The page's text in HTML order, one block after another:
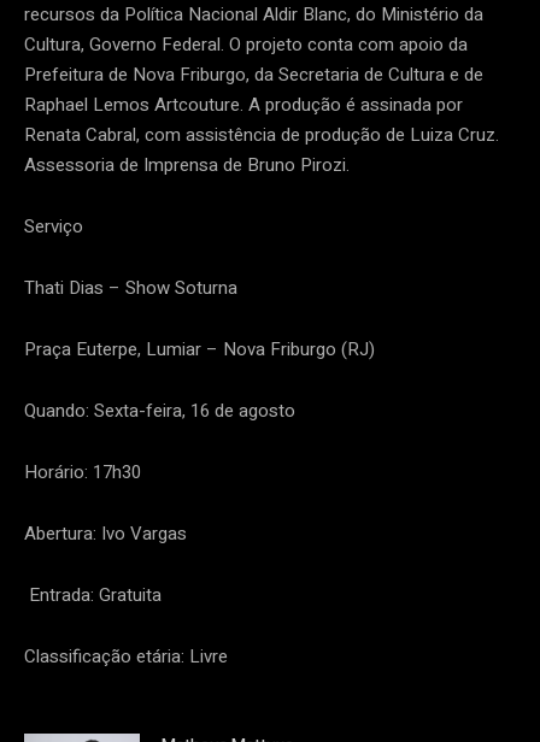
recursos da Política Nacional Aldir Blanc, do Ministério da
Cultura, Governo Federal. O projeto conta com apoio da
Prefeitura de Nova Friburgo, da Secretaria de Cultura e de
Raphael Lemos Artcouture. A produção é assinada por
Renata Cabral, com assistência de produção de Luiza Cruz.
Assessoria de Imprensa de Bruno Pirozi.
Serviço
Thati Dias – Show Soturna
Praça Euterpe, Lumiar – Nova Friburgo (RJ)
Quando: Sexta-feira, 16 de agosto
Horário: 17h30
Abertura: Ivo Vargas
Entrada: Gratuita
Classificação etária: Livre